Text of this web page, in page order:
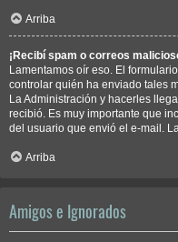
Arriba
¡Recibí spam o correos
Lamentamos oír eso. El
controlar quién ha enviado tales
La Administración y hacerles
recibió. Es muy importante que
del usuario que envió el e-mail.
Arriba
Amigos e Ignorados